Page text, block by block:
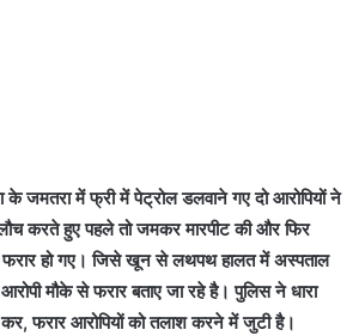
जमतरा में फ्री में पेट्रोल डलवाने गए दो आरोपियों ने
करते हुए पहले तो जमकर मारपीट की और फिर
हो गए। जिसे खून से लथपथ हालत में अस्पताल
आरोपी मौके से फरार बताए जा रहे है। पुलिस ने धारा
फरार आरोपियों को तलाश करने में जुटी है।